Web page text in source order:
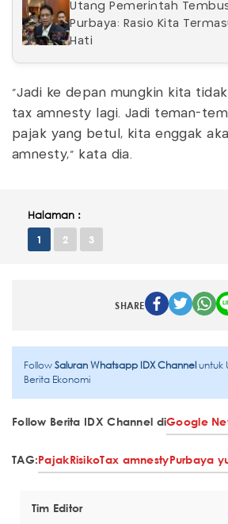
Utang Pemerintah
Purbaya: Rasio Kita
Hati
"Jadi ke depan mungkin kita
tax amnesty lagi. Jadi teman-
pajak yang betul, kita enggak
amnesty," kata dia.
Halaman :
1 2 3
SHARE
FollowSaluran Whatsapp IDX Channeluntuk
Berita Ekonomi
Follow Berita IDX Channel diGoogle
TAG:PajakRisikoTax amnestyPurbaya
Tim Editor